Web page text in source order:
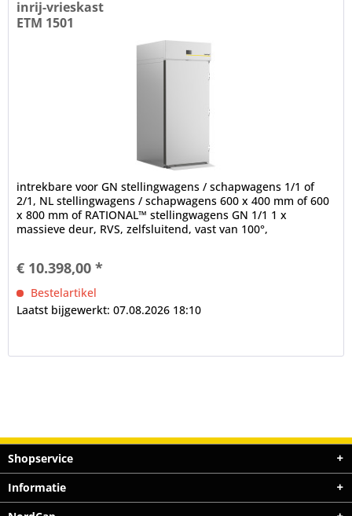
inrij-vrieskast
ETM 1501
intrekbare voor GN stellingwagens / schapwagens 1/1 of
2/1, NL stellingwagens / schapwagens 600 x 400 mm of 600
x 800 mm of RATIONAL™ stellingwagens GN 1/1 1 x
massieve deur, RVS, zelfsluitend, vast van 100°,
€ 10.398,00 *
Bestelartikel
Laatst bijgewerkt: 07.08.2026 18:10
Shopservice
Informatie